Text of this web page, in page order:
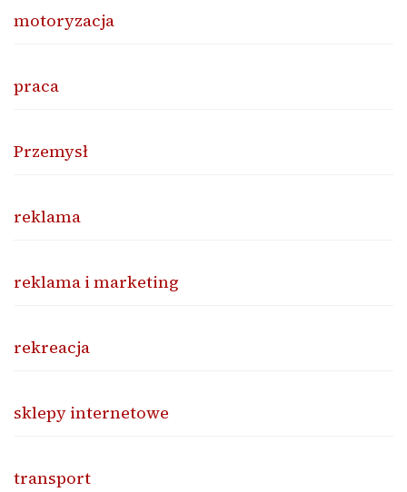
motoryzacja
praca
Przemysł
reklama
reklama i marketing
rekreacja
sklepy internetowe
transport